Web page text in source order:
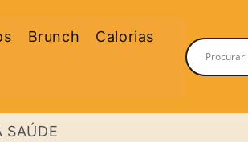
Brunch Calorias
SAÚDE